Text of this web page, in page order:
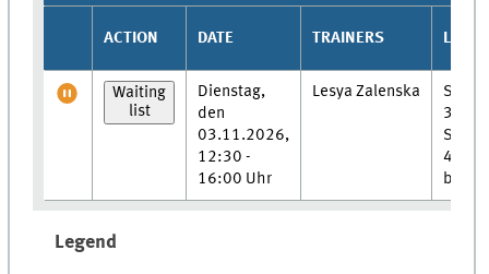
ACTION DATE TRAINERS
Waiting
list
Dienstag,
den
03.11.2026,
12:30 -
16:00 Uhr
Lesya Zalenska
3040,
44-
Legend